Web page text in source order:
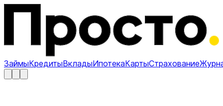
ЗаймыКредитыВкладыИпотекаКартыСтрахование